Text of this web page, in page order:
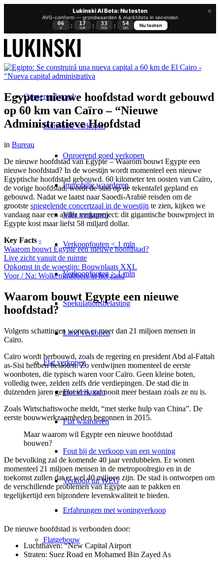
×
Lukinski AI Beta: Nu testen
AVG-conform — grondwaarden & marktdata in seconden
06
D : 17
UUR : 33
MIN : 53
SEC
Nu testen
Onroerend goed
Immobilie verkopen
Onroerend goed verkopen
Immobilie waarderen
Villa verkopen
Verkoopfouten < 1 mln
Verkoopfouten > 1 mln
Spekulationsbelasting
Land verkopen
Flatverkopen
Flat verkopen
Flat waarderen
Fout bij de verkoop van een woning
Verkoop uit WEG
Erfahrungen met woningverkoop
Flatgebouw
Egypte: nieuwe hoofdstad wordt gebouwd
op 60 km van Caïro – “Nieuwe
Administratieve Hoofdstad
in Bureau
De nieuwe hoofdstad van Egypte – Waarom bouwt Egypte een
nieuwe hoofdstad? In de woestijn wordt momenteel een nieuwe
Egyptische hoofdstad gebouwd. 60 kilometer ten oosten van Caïro,
de vorige hoofdstad, wordt de stad op de tekentafel gepland en
gebouwd. Nadat we laatst naar Saoedi-Arabië reisden om de
grootste spiegelende concertzaal in de woestijn te zien, kijken we
vandaag naar een ander megaproject: dit gigantische bouwproject in
Egypte kost maar liefst 58 miljard dollar.
Key Facts -
Waarom bouwt Egypte een nieuwe hoofdstad?
Live zicht vanuit de ruimte
Opkomst in de woestijn: Bouwplaats XXL
Voor / Na: Wolkenkrabbers in het zand
Waarom bouwt Egypte een nieuwe
hoofdstad?
Volgens schattingen wonen er meer dan 21 miljoen mensen in
Caïro.
Caïro wordt herbouwd, zoals de regering en president Abd al-Fattah
as-Sisi hebben besloten. Zo verdwijnen momenteel de eerste
woonboten, die typisch waren voor Caïro. Geen kleine boten,
volledig twee, zelden zelfs drie verdiepingen. De stad die in
duizenden jaren gegroeid is, zal nooit meer bestaan zoals ze nu is.
Zoals Wirtschaftswoche meldt, “met sterke hulp van China”. De
eerste bouwwerkzaamheden begonnen in 2015.
Maar waarom wil Egypte een nieuwe hoofdstad
bouwen?
De bevolking zal de komende 40 jaar verdubbelen. Er wonen
momenteel 21 miljoen mensen in de metropoolregio en in de
toekomst zullen dat er wel 40 miljoen zijn. De stad is ontworpen om
de verschillende problemen van Egypte aan te pakken en
tegelijkertijd een bijzondere levenskwaliteit te bieden.
De nieuwe hoofdstad is verbonden door:
Luchthaven: “New Capital Airport
Straten: Suez Road en Mohamed Bin Zayed As